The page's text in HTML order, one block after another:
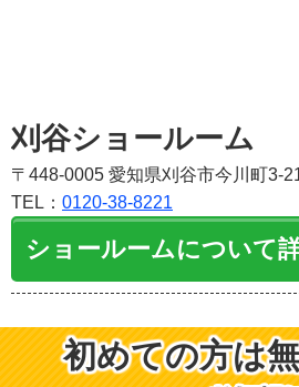
刈谷ショールーム
〒448-0005 愛知県刈谷市今川町3-
TEL： 0120-38-8221
ショールームについて
初めての方は